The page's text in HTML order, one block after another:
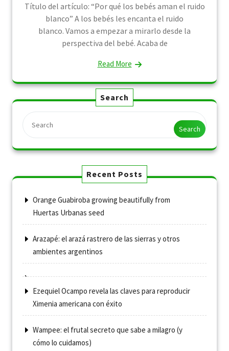
Título del artículo: “Por qué los bebés aman el ruido
blanco” A los bebés les encanta el ruido
blanco. Vamos a empezar a mirarlo desde la
perspectiva del bebé. Acaba de
Read More
Search
Search
Recent Posts
Orange Guabiroba growing beautifully from
Huertas Urbanas seed
Arazapé: el arazá rastrero de las sierras y otros
ambientes argentinos
Ezequiel Ocampo revela las claves para reproducir
Ximenia americana con éxito
Wampee: el frutal secreto que sabe a milagro (y
cómo lo cuidamos)